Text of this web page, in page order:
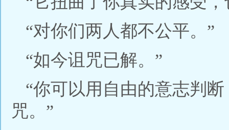
“对你们两人都不公平。”
“如今诅咒已解。”
“你可以用自由的意志判
咒。”